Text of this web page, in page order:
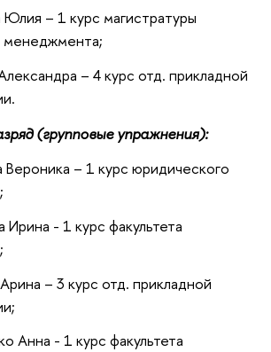
– 1 курс магистратуры
менеджмента;
– 4 курс отд. прикладной
(групповые упражнения):
– 1 курс юридического
Ирина - 1 курс факультета
– 3 курс отд. прикладной
Анна - 1 курс факультета